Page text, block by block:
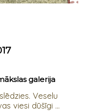
galerija
Veselu
viesi dūšīgi ...